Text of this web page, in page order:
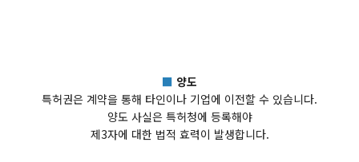
■ 양도
특허권은 계약을 통해 타인이나 기업에 이전할 수 있습니다.
양도 사실은 특허청에 등록해야
제3자에 대한 법적 효력이 발생합니다.